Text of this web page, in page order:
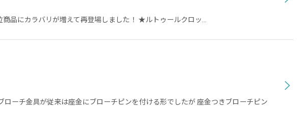
にカラバリが増えて再登場しました！ ★ルトゥールクロッ…
チ金具が従来は座金にブローチピンを付ける形でしたが 座金つきブローチピン